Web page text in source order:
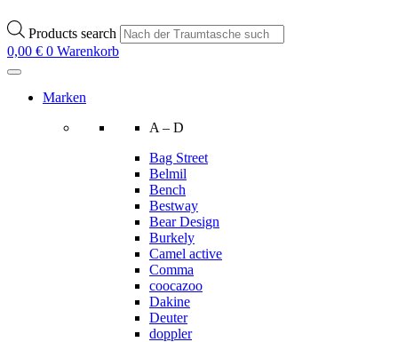
Products search
0,00 € 0 Warenkorb
Marken
A – D
Bag Street
Belmil
Bench
Bestway
Bear Design
Burkely
Camel active
Comma
coocazoo
Dakine
Deuter
doppler